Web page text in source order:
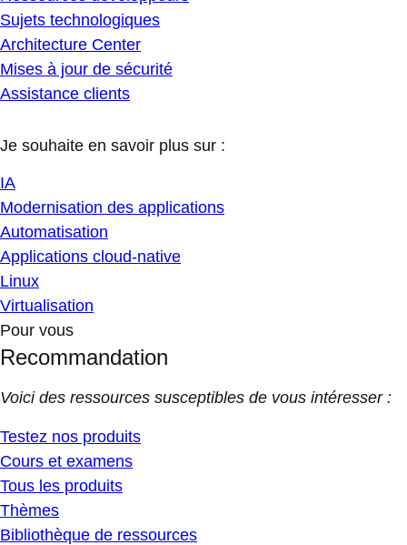
Sujets technologiques
Architecture Center
Mises à jour de sécurité
Assistance clients
Je souhaite en savoir plus sur :
IA
Modernisation des applications
Automatisation
Applications cloud-native
Linux
Virtualisation
Pour vous
Recommandation
Voici des ressources susceptibles de vous intéresser :
Testez nos produits
Cours et examens
Tous les produits
Thèmes
Bibliothèque de ressources